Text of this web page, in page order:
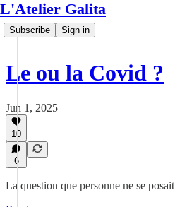
L'Atelier Galita
Subscribe Sign in
Le ou la Covid ?
Jun 1, 2025
10
6
La question que personne ne se posait